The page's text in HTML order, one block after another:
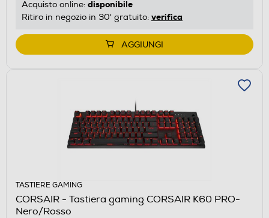
Acquisto online: disponibile
Ritiro in negozio in 30' gratuito: verifica
AGGIUNGI
TASTIERE GAMING
CORSAIR - Tastiera gaming CORSAIR K60 PRO-
Nero/Rosso